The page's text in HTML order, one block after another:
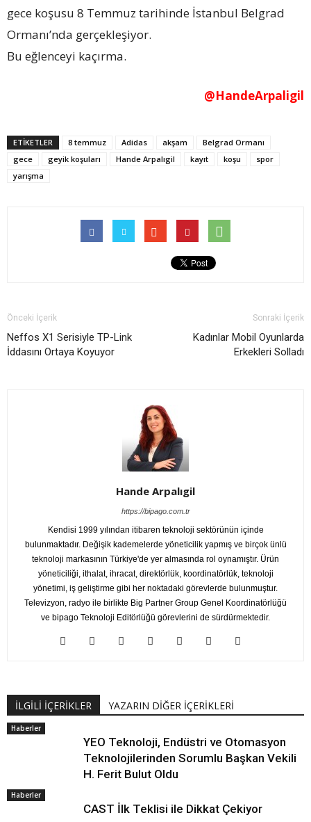
gece koşusu 8 Temmuz tarihinde İstanbul Belgrad
Ormanı’nda gerçekleşiyor.
Bu eğlenceyi kaçırma.
@HandeArpaligil
ETİKETLER 8 temmuz Adidas akşam
Belgrad Ormanı
gece
geyik koşuları Hande Arpalıgil kayıt koşu
spor
yarışma
Önceki İçerik
Neffos X1 Serisiyle TP-Link
İddasını Ortaya Koyuyor
Sonraki İçerik
Kadınlar Mobil Oyunlarda
Erkekleri Solladı
Hande Arpalıgil
https://bipago.com.tr
Kendisi 1999 yılından itibaren teknoloji sektörünün içinde
bulunmaktadır. Değişik kademelerde yöneticilik yapmış ve birçok ünlü
teknoloji markasının Türkiye'de yer almasında rol oynamıştır. Ürün
yöneticiliği, ithalat, ihracat, direktörlük, koordinatörlük, teknoloji
yönetimi, iş geliştirme gibi her noktadaki görevlerde bulunmuştur.
Televizyon, radyo ile birlikte Big Partner Group Genel Koordinatörlüğü
ve bipago Teknoloji Editörlüğü görevlerini de sürdürmektedir.
İLGİLİ İÇERİKLER YAZARIN DİĞER İÇERİKLERİ
Haberler
YEO Teknoloji, Endüstri ve Otomasyon
Teknolojilerinden Sorumlu Başkan Vekili
H. Ferit Bulut Oldu
Haberler
CAST İlk Teklisi ile Dikkat Çekiyor